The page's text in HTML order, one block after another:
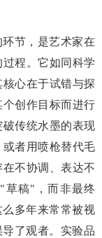
节，是艺术家在
程。它如同科学
心在于试错与探
创作目标而进行
传统水墨的表现
者用喷枪替代毛
不协调、表达不
"草稿"，而非最终
多年来常常被视
了观者。实验品